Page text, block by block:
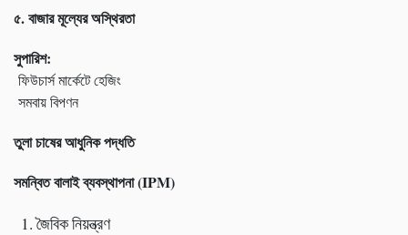
৫. বাজার মূল্যের অস্থিরতা
সুপারিশ:
ফিউচার্স মার্কেটে হেজিং
সমবায় বিপণন
তুলা চাষের আধুনিক পদ্ধতি
সমন্বিত বালাই ব্যবস্থাপনা (IPM)
জৈবিক নিয়ন্ত্রণ